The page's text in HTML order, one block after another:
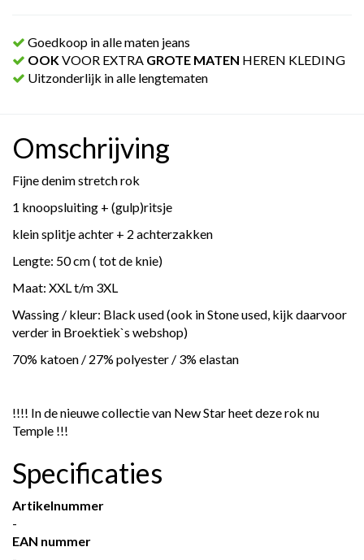
Goedkoop in alle maten jeans
OOKVOOR EXTRA GROTE MATEN HEREN KLEDING
Uitzonderlijk in alle lengtematen
Omschrijving
Fijne denim stretch rok
1 knoopsluiting + (gulp)ritsje
klein splitje achter + 2 achterzakken
Lengte: 50 cm ( tot de knie)
Maat: XXL t/m 3XL
Wassing / kleur: Black used (ook in Stone used, kijk daarvoor
verder in Broektiek`s webshop)
70% katoen / 27% polyester / 3% elastan
!!!! In de nieuwe collectie van New Star heet deze rok nu
Temple !!!
Specificaties
Artikelnummer
-
EAN nummer